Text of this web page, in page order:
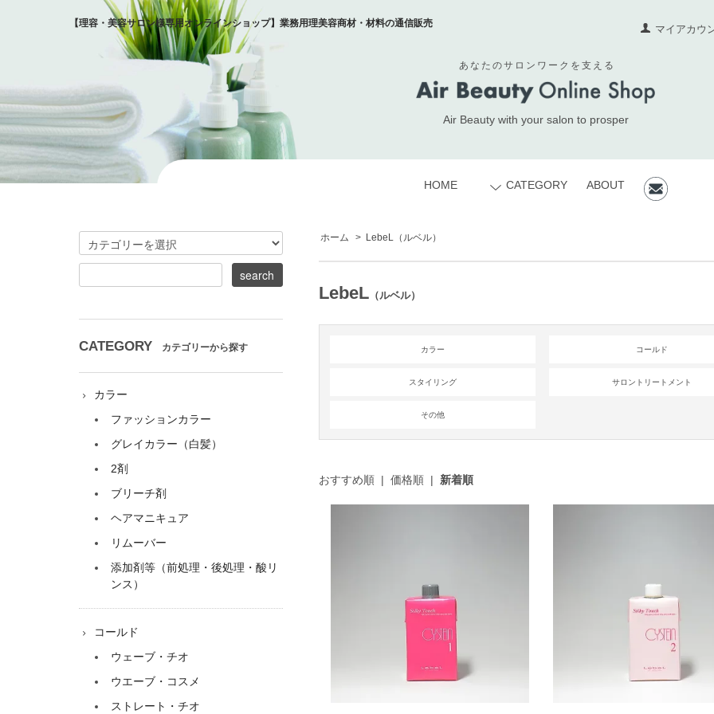
【理容・美容サロン様専用オンラインショップ】業務用理美容商材・材料の通信販売 マイアカウ
HOME CATEGORY ABOUT
あなたのサロンワークを支える
Air Beauty with your salon to prosper
ホーム > LebeL（ルベル）
LebeL（ルベル）
カラー コールド
スタイリング サロントリートメント
その他
おすすめ順| 価格順| 新着順
CATEGORY カテゴリーから探す
カラー
ファッションカラー
グレイカラー（白髪）
2剤
ブリーチ剤
ヘアマニキュア
リムーバー
添加剤等（前処理・後処理・酸リ
ンス）
コールド
ウェーブ・チオ
ウエーブ・コスメ
ストレート・チオ